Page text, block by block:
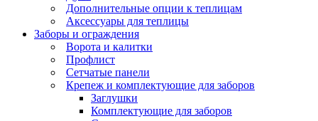
Дополнительные опции к теплицам
Аксессуары для теплицы
Заборы и ограждения
Ворота и калитки
Профлист
Сетчатые панели
Крепеж и комплектующие для заборов
Заглушки
Комплектующие для заборов